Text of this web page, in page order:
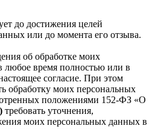
до достижения целей
или до момента его отзыва.
об обработке моих
любое время полностью или в
согласие. При этом
обработку моих персональных
положениями 152-ФЗ «О
требовать уточнения,
моих персональных данных в